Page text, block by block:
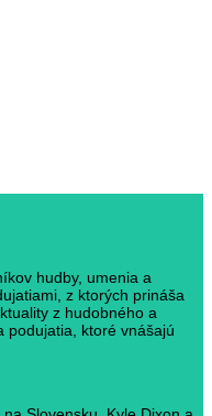
hudby, umenia a
z ktorých prináša
z hudobného a
podujatia, ktoré vnášajú